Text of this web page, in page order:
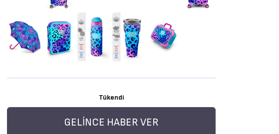
Tükendi
GELINCE HABER VER